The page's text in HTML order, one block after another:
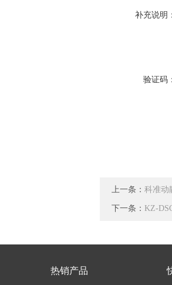
补充说明
验证码
上一条： 科准动
下一条： KZ-
热销产品